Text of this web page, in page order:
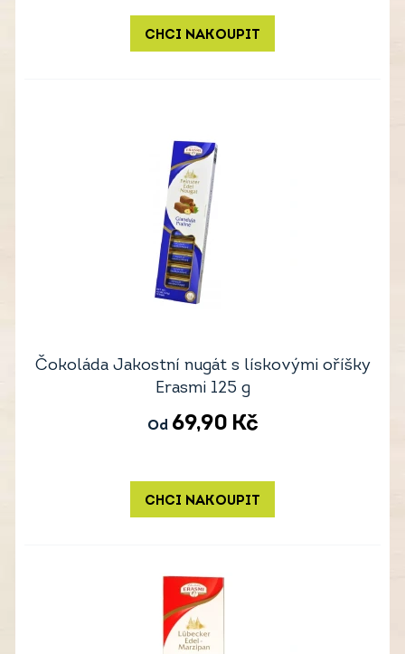
CHCI NAKOUPIT
Čokoláda Jakostní nugát s lískovými oříšky
Erasmi 125 g
Od 69,90 Kč
CHCI NAKOUPIT